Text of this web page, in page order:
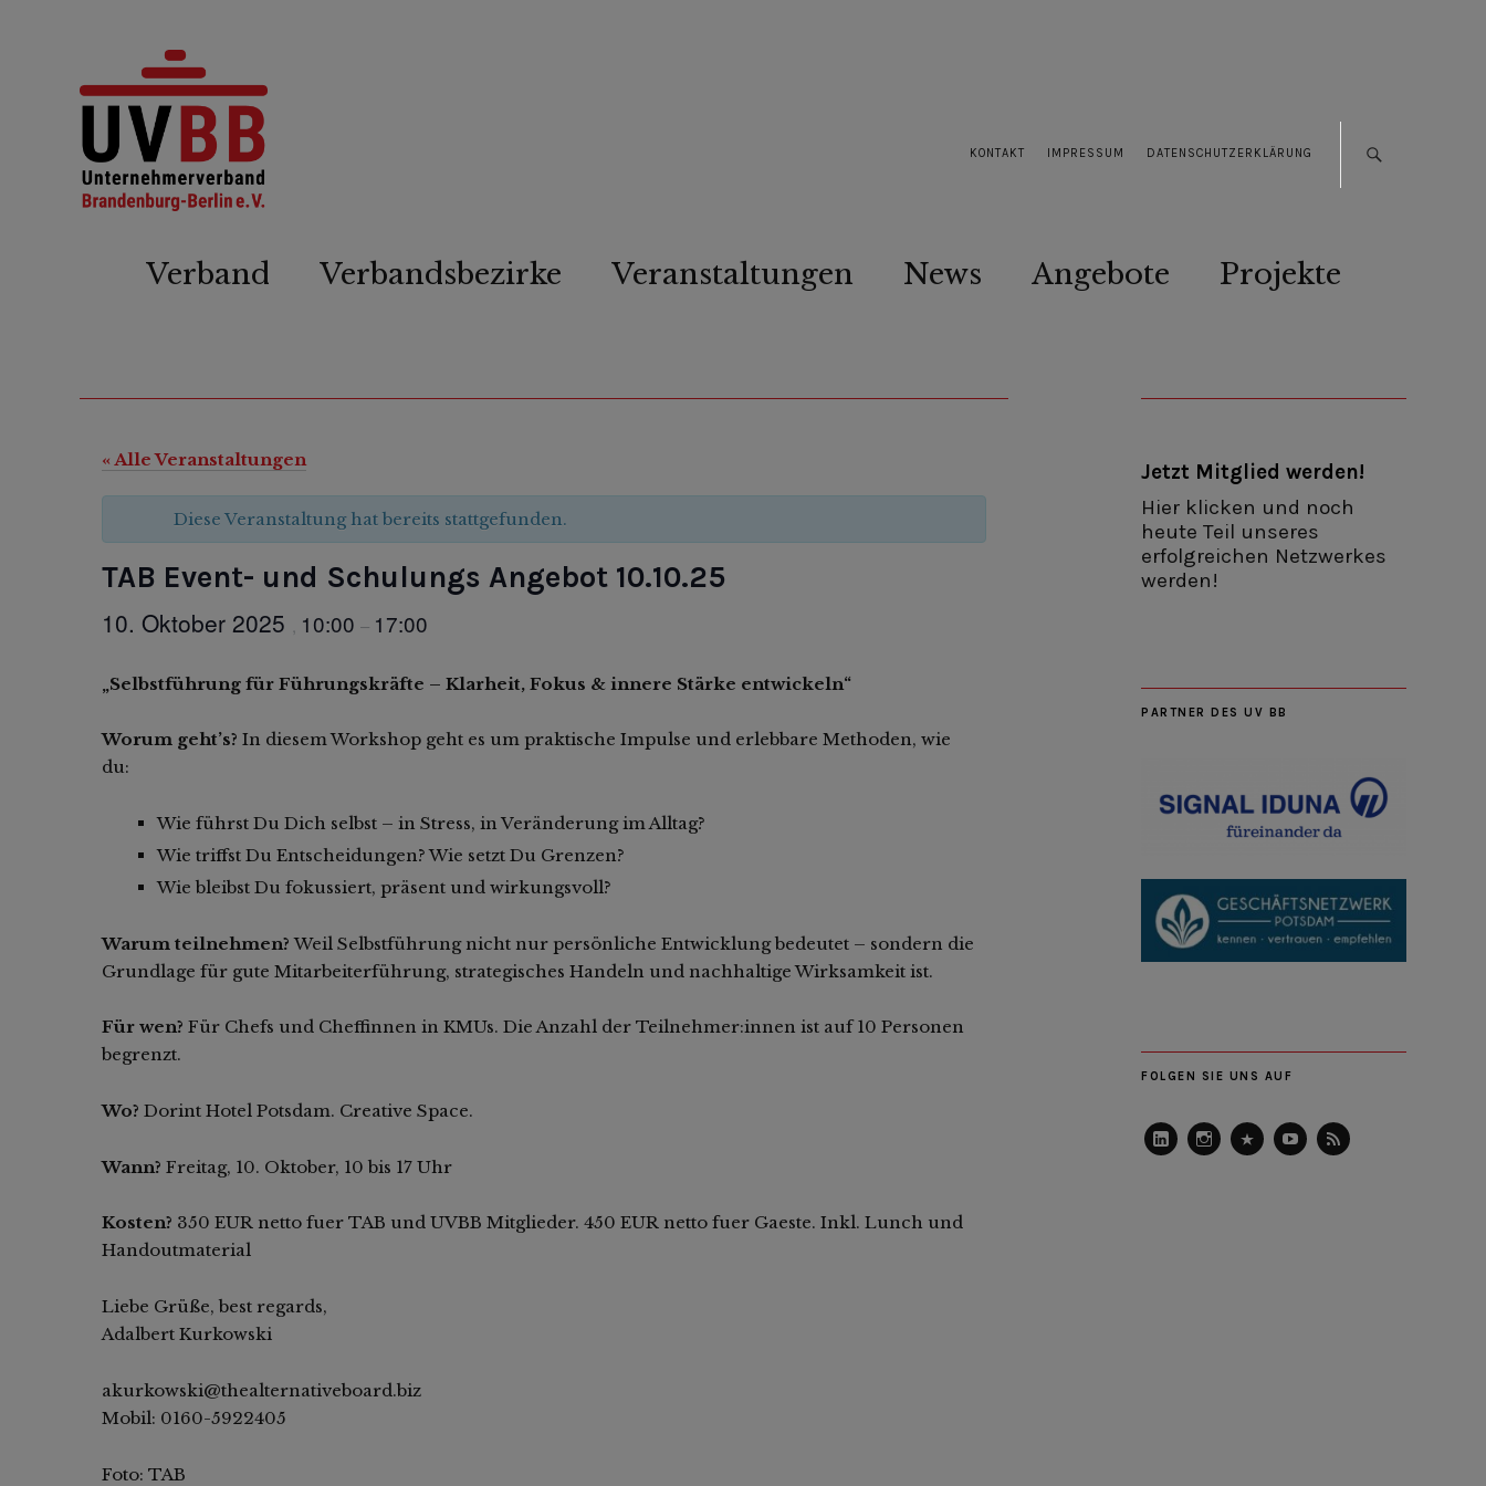
KONTAKT IMPRESSUM DATENSCHUTZERKLÄRUNG
Verband Verbandsbezirke Veranstaltungen News Angebote Projekte
« Alle Veranstaltungen
Diese Veranstaltung hat bereits stattgefunden.
TAB Event- und Schulungs Angebot 10.10.25
10. Oktober 2025 10:00 – 17:00
„Selbstführung für Führungskräfte – Klarheit, Fokus & innere Stärke entwickeln“
Worum geht’s? In diesem Workshop geht es um praktische Impulse und erlebbare Methoden, wie
du:
Wie führst Du Dich selbst – in Stress, in Veränderung im Alltag?
Wie triffst Du Entscheidungen? Wie setzt Du Grenzen?
Wie bleibst Du fokussiert, präsent und wirkungsvoll?
Warum teilnehmen?Weil Selbstführung nicht nur persönliche Entwicklung bedeutet – sondern die
Grundlage für gute Mitarbeiterführung, strategisches Handeln und nachhaltige Wirksamkeit ist.
Für wen? Für Chefs und Cheffinnen in KMUs. Die Anzahl der Teilnehmer:innen ist auf 10 Personen
begrenzt.
Wo? Dorint Hotel Potsdam. Creative Space.
Wann? Freitag, 10. Oktober, 10 bis 17 Uhr
Kosten? 350 EUR netto fuer TAB und UVBB Mitglieder. 450 EUR netto fuer Gaeste. Inkl. Lunch und
Handoutmaterial
Liebe Grüße, best regards,
Adalbert Kurkowski
akurkowski@thealternativeboard.biz
Mobil: 0160-5922405
Foto: TAB
Jetzt Mitglied werden!
Hier klicken und noch
heute Teil unseres
erfolgreichen Netzwerkes
werden!
PARTNER DES UV BB
FOLGEN SIE UNS AUF